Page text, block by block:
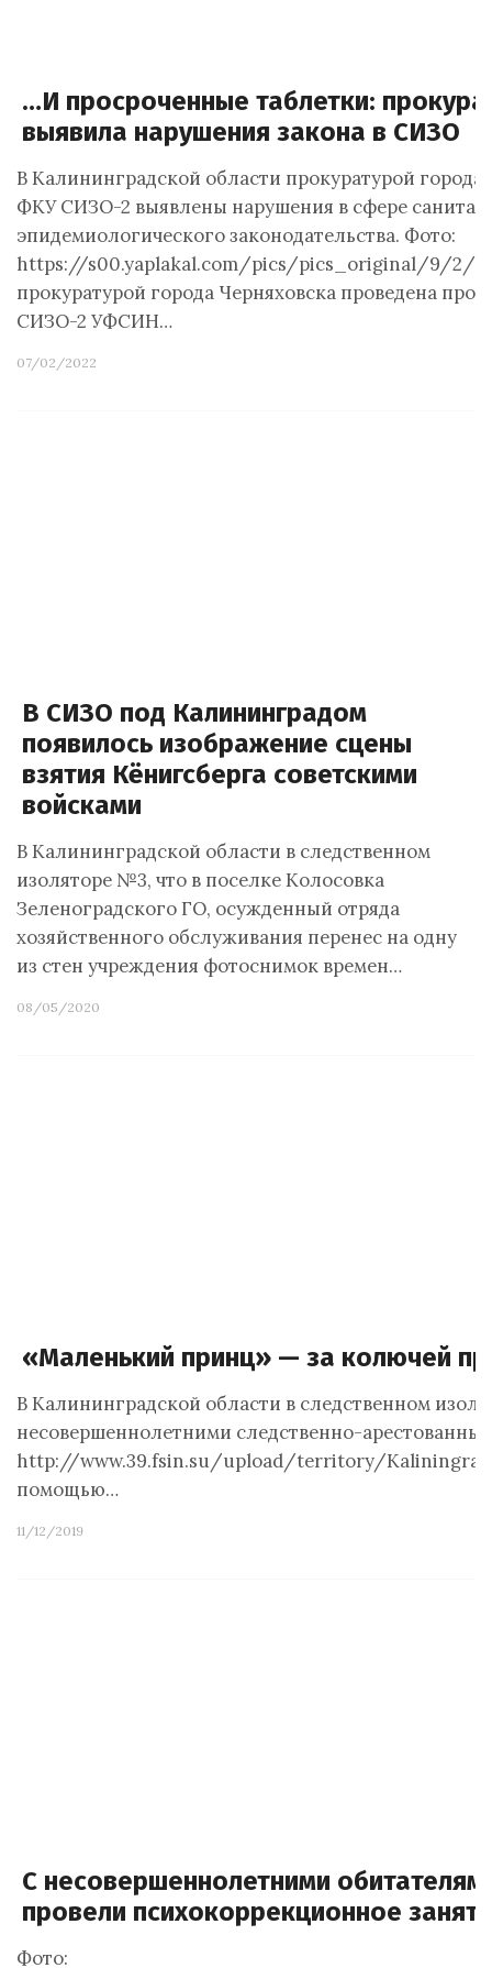
…И просроченные таблетки:
выявила нарушения закона в СИЗО
В Калининградской области прокуратурой города
ФКУ СИЗО-2 выявлены нарушения в сфере
эпидемиологического законодательства. Фото:
https://s00.yaplakal.com/pics/pics_original/9/2/5/
прокуратурой города Черняховска проведена
СИЗО-2 УФСИН…
07/02/2022
В СИЗО под Калининградом
появилось изображение сцены
взятия Кёнигсберга советскими
войсками
В Калининградской области в следственном
изоляторе №3, что в поселке Колосовка
Зеленоградского ГО, осужденный отряда
хозяйственного обслуживания перенес на одну
из стен учреждения фотоснимок времен…
08/05/2020
«Маленький принц» — за колючей
В Калининградской области в следственном
несовершеннолетними следственно-
http://www.39.fsin.su/upload/territory/Kaliningrad/
помощью…
11/12/2019
С несовершеннолетними
провели психокоррекционное
Фото: